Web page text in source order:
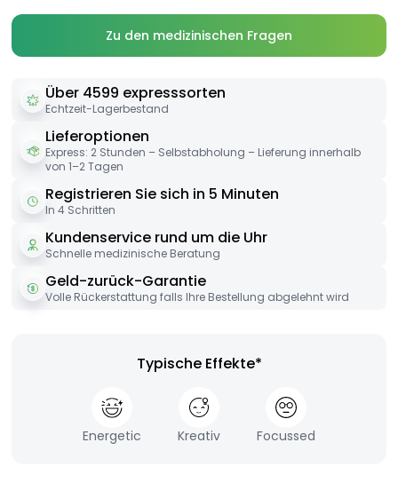
Zu den medizinischen Fragen
Über 4599 expresssorten
Echtzeit-Lagerbestand
Lieferoptionen
Express: 2 Stunden – Selbstabholung – Lieferung innerhalb
von 1–2 Tagen
Registrieren Sie sich in 5 Minuten
In 4 Schritten
Kundenservice rund um die Uhr
Schnelle medizinische Beratung
Geld-zurück-Garantie
Volle Rückerstattung falls Ihre Bestellung abgelehnt wird
Typische Effekte*
Energetic Kreativ Focussed